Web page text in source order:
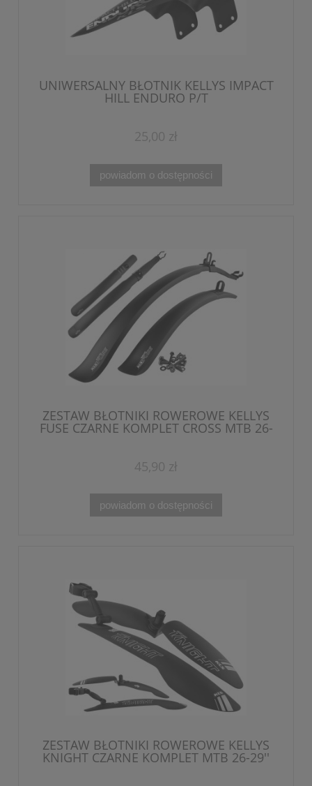
UNIWERSALNY BŁOTNIK KELLYS IMPACT
HILL ENDURO P/T
25,00 zł
powiadom o dostępności
ZESTAW BŁOTNIKI ROWEROWE KELLYS
FUSE CZARNE KOMPLET CROSS MTB 26-
45,90 zł
powiadom o dostępności
ZESTAW BŁOTNIKI ROWEROWE KELLYS
KNIGHT CZARNE KOMPLET MTB 26-29''